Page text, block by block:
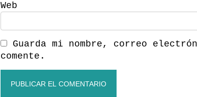
Web
Guarda mi nombre, correo
comente.